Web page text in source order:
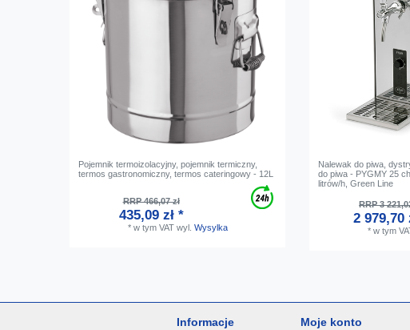
Pojemnik termoizolacyjny, pojemnik termiczny,
termos gastronomiczny, termos cateringowy - 12L
RRP 466,07 zł
435,09 zł *
* w tym VATwyl. Wysylka
Nalewak do piwa,
do piwa - PYGMY 25
litrów/h, Green Line
RRP 3
2 979,70
* w tym
Informacje Moje konto